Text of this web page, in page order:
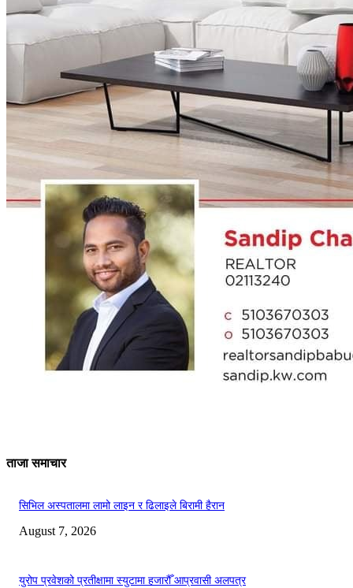
ताजा समाचार
सिभिल अस्पतालमा लामो लाइन र ढिलाइले बिरामी हैरान
August 7, 2026
युरोप प्रवेशको प्रतीक्षामा स्युटामा हजारौँ आप्रवासी अलपत्र